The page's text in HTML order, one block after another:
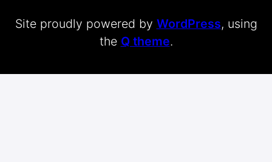
Site proudly powered by WordPress, using
the Q theme.